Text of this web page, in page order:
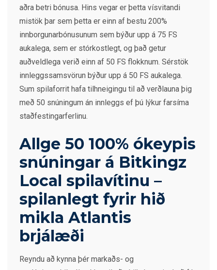
aðra betri bónusa. Hins vegar er þetta vísvitandi
mistök þar sem þetta er einn af bestu 200%
innborgunarbónusunum sem býður upp á 75 FS
aukalega, sem er stórkostlegt, og það getur
auðveldlega verið einn af 50 FS flokknum. Sérstök
innleggssamsvörun býður upp á 50 FS aukalega.
Sum spilaforrit hafa tilhneigingu til að verðlauna þig
með 50 snúningum án innleggs ef þú lýkur farsíma
staðfestingarferlinu.
Allge 50 100% ókeypis
snúningar á Bitkingz
Local spilavítinu –
spilanlegt fyrir hið
mikla Atlantis
brjálæði
Reyndu að kynna þér markaðs- og